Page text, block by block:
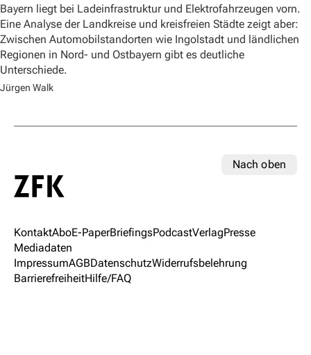
Bayern liegt bei Ladeinfrastruktur und Elektrofahrzeugen vorn.
Eine Analyse der Landkreise und kreisfreien Städte zeigt aber:
Zwischen Automobilstandorten wie Ingolstadt und ländlichen
Regionen in Nord- und Ostbayern gibt es deutliche
Unterschiede.
Jürgen Walk
Nach oben
KontaktAboE-PaperBriefingsPodcastVerlagPresse
Mediadaten
ImpressumAGBDatenschutzWiderrufsbelehrung
BarrierefreiheitHilfe/FAQ